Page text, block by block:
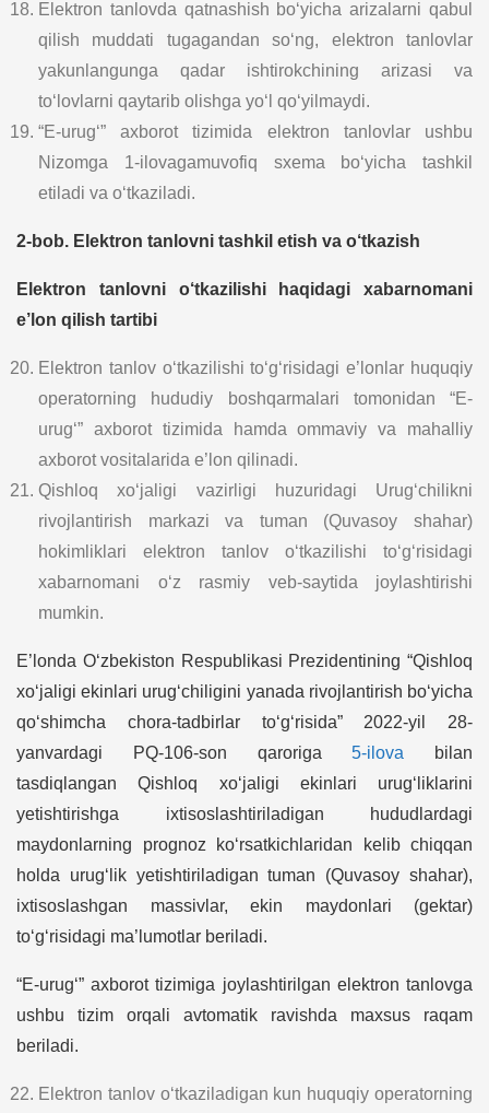
Elektron tanlovda qatnashish bo‘yicha arizalarni qabul
qilish muddati tugagandan so‘ng, elektron tanlovlar
yakunlangunga qadar ishtirokchining arizasi va
to‘lovlarni qaytarib olishga yo‘l qo‘yilmaydi.
“E-urug‘” axborot tizimida elektron tanlovlar ushbu
Nizomga 1-ilovagamuvofiq sxema bo‘yicha tashkil
etiladi va o‘tkaziladi.
2-bob. Elektron tanlovni tashkil etish va o‘tkazish
Elektron tanlovni o‘tkazilishi haqidagi xabarnomani
e’lon qilish tartibi
Elektron tanlov o‘tkazilishi to‘g‘risidagi e’lonlar huquqiy
operatorning hududiy boshqarmalari tomonidan “E-
urug‘” axborot tizimida hamda ommaviy va mahalliy
axborot vositalarida e’lon qilinadi.
Qishloq xo‘jaligi vazirligi huzuridagi Urug‘chilikni
rivojlantirish markazi va tuman (Quvasoy shahar)
hokimliklari elektron tanlov o‘tkazilishi to‘g‘risidagi
xabarnomani o‘z rasmiy veb-saytida joylashtirishi
mumkin.
E’londa O‘zbekiston Respublikasi Prezidentining “Qishloq
xo‘jaligi ekinlari urug‘chiligini yanada rivojlantirish bo‘yicha
qo‘shimcha chora-tadbirlar to‘g‘risida” 2022-yil 28-
yanvardagi PQ-106-son qaroriga5-ilova bilan
tasdiqlangan Qishloq xo‘jaligi ekinlari urug‘liklarini
yetishtirishga ixtisoslashtiriladigan hududlardagi
maydonlarning prognoz ko‘rsatkichlaridan kelib chiqqan
holda urug‘lik yetishtiriladigan tuman (Quvasoy shahar),
ixtisoslashgan massivlar, ekin maydonlari (gektar)
to‘g‘risidagi ma’lumotlar beriladi.
“E-urug‘” axborot tizimiga joylashtirilgan elektron tanlovga
ushbu tizim orqali avtomatik ravishda maxsus raqam
beriladi.
Elektron tanlov o‘tkaziladigan kun huquqiy operatorning